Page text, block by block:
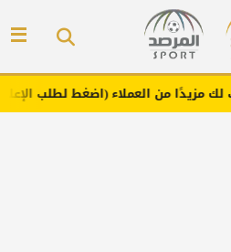
(اضغط لطلب الإعلان)